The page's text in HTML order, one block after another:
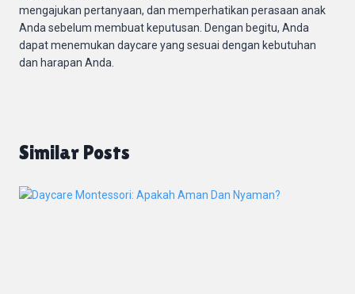
mengajukan pertanyaan, dan memperhatikan perasaan anak
Anda sebelum membuat keputusan. Dengan begitu, Anda
dapat menemukan daycare yang sesuai dengan kebutuhan
dan harapan Anda.
Similar Posts